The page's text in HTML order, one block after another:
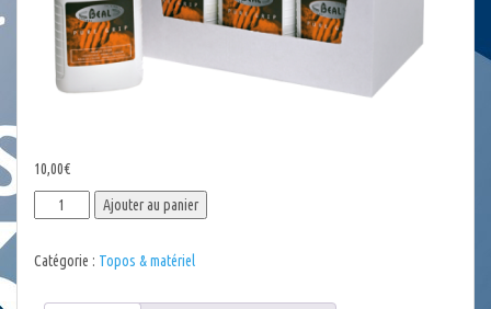
10,00€
quantité
de
liquide
Ajouter au panier
Catégorie : Topos & matériel